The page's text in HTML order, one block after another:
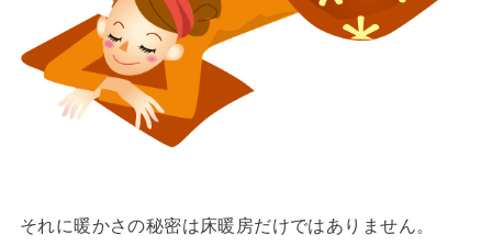
それに暖かさの秘密は床暖房だけではありません。